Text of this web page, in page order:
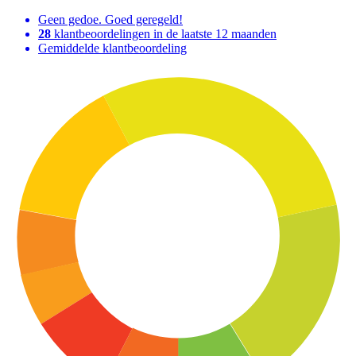
Geen gedoe. Goed geregeld!
28 klantbeoordelingen in de laatste 12 maanden
Gemiddelde klantbeoordeling